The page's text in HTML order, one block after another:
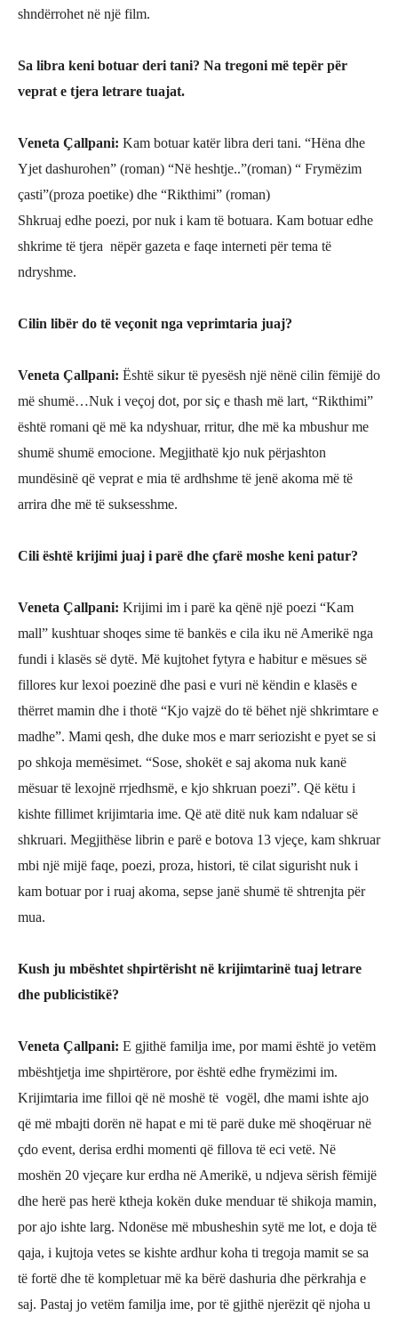
shndërrohet në një film.
Sa libra keni botuar deri tani? Na tregoni më tepër për
veprat e tjera letrare tuajat.
Veneta Çallpani: Kam botuar katër libra deri tani. “Hëna dhe
Yjet dashurohen” (roman) “Në heshtje..”(roman) “ Frymëzim
çasti”(proza poetike) dhe “Rikthimi” (roman)
Shkruaj edhe poezi, por nuk i kam të botuara. Kam botuar edhe
shkrime të tjera nëpër gazeta e faqe interneti për tema të
ndryshme.
Cilin libër do të veçonit nga veprimtaria juaj?
Veneta Çallpani: Është sikur të pyesësh një nënë cilin fëmijë do
më shumë…Nuk i veçoj dot, por siç e thash më lart, “Rikthimi”
është romani që më ka ndyshuar, rritur, dhe më ka mbushur me
shumë shumë emocione. Megjithatë kjo nuk përjashton
mundësinë që veprat e mia të ardhshme të jenë akoma më të
arrira dhe më të suksesshme.
Cili është krijimi juaj i parë dhe çfarë moshe keni patur?
Veneta Çallpani: Krijimi im i parë ka qënë një poezi “Kam
mall” kushtuar shoqes sime të bankës e cila iku në Amerikë nga
fundi i klasës së dytë. Më kujtohet fytyra e habitur e mësues së
fillores kur lexoi poezinë dhe pasi e vuri në këndin e klasës e
thërret mamin dhe i thotë “Kjo vajzë do të bëhet një shkrimtare e
madhe”. Mami qesh, dhe duke mos e marr seriozisht e pyet se si
po shkoja memësimet. “Sose, shokët e saj akoma nuk kanë
mësuar të lexojnë rrjedhsmë, e kjo shkruan poezi”. Që këtu i
kishte fillimet krijimtaria ime. Që atë ditë nuk kam ndaluar së
shkruari. Megjithëse librin e parë e botova 13 vjeçe, kam shkruar
mbi një mijë faqe, poezi, proza, histori, të cilat sigurisht nuk i
kam botuarpori ruaj akoma, sepse janë shumë të shtrenjta për
mua.
Kush ju mbështet shpirtërisht në krijimtarinë tuaj letrare
dhe publicistikë?
Veneta Çallpani: E gjithë familja ime, por mami është jo vetëm
mbështjetja ime shpirtërore, por është edhe frymëzimi im.
Krijimtaria ime filloi që në moshë të vogël, dhe mami ishte ajo
që më mbajti dorën në hapat e mi të parë duke më shoqëruar në
çdo event, derisa erdhi momenti që fillova të eci vetë. Në
moshën 20 vjeçare kur erdha në Amerikë, u ndjeva sërish fëmijë
dhe herë pas herë ktheja kokën duke menduar të shikoja mamin,
por ajo ishte larg. Ndonëse më mbusheshin sytë me lot, e doja të
qaja, i kujtoja vetes se kishte ardhur koha ti tregoja mamit se sa
të fortë dhe të kompletuar më ka bërë dashuria dhe përkrahja e
saj. Pastaj jo vetëm familja ime, por të gjithë njerëzit që njoha u